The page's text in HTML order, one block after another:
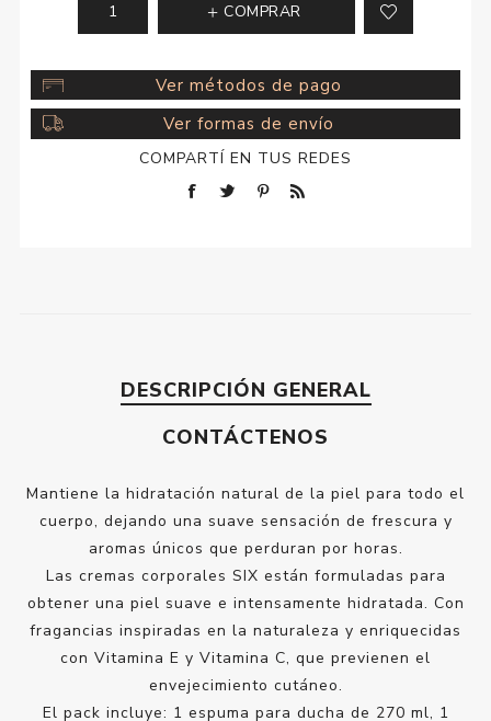
COMPRAR
Ver métodos de pago
Ver formas de envío
COMPARTÍ EN TUS REDES
DESCRIPCIÓN GENERAL
CONTÁCTENOS
Mantiene la hidratación natural de la piel para todo el
cuerpo, dejando una suave sensación de frescura y
aromas únicos que perduran por horas.
Las cremas corporales SIX están formuladas para
obtener una piel suave e intensamente hidratada. Con
fragancias inspiradas en la naturaleza y enriquecidas
con Vitamina E y Vitamina C, que previenen el
envejecimiento cutáneo.
El pack incluye: 1 espuma para ducha de 270 ml, 1